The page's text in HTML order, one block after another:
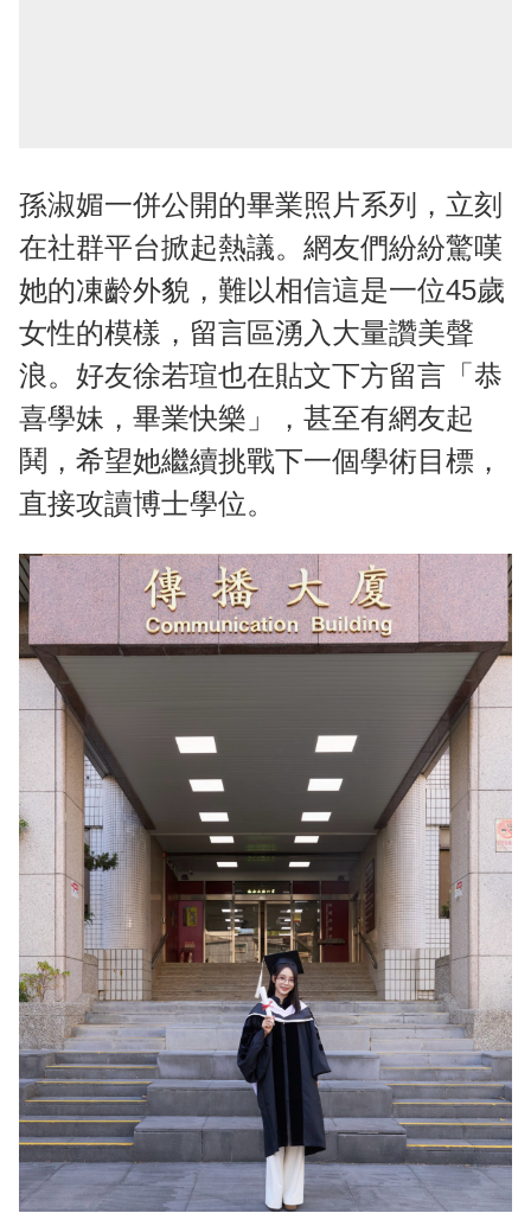
孫淑媚一併公開的畢業照片系列，立刻
在社群平台掀起熱議。網友們紛紛驚嘆
她的凍齡外貌，難以相信這是一位45歲
女性的模樣，留言區湧入大量讚美聲
浪。好友徐若瑄也在貼文下方留言「恭
喜學妹，畢業快樂」，甚至有網友起
鬨，希望她繼續挑戰下一個學術目標，
直接攻讀博士學位。